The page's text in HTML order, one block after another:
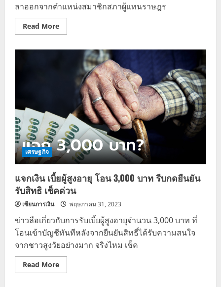
ลาออกจากตำแหน่งสมาชิกสภาผู้แทนราษฎร
Read MoreRead
more
ครอบครัว
เพื่อ
ไทย
เศรษฐกิจ
แจกเงิน เบี้ยผู้สูงอายุ โอน 3,000 บาท รีบกดยืนยัน
รับสิทธิ เช็คด่วน
เซียนการเงิน พฤษภาคม 31, 2023
ข่าวลือเกี่ยวกับการรับเบี้ยผู้สูงอายุจำนวน 3,000 บาท ที่
โอนเข้าบัญชีทันทีหลังจากยืนยันสิทธิ์ได้รับความสนใจ
จากชาวสูงวัยอย่างมาก จริงไหม เช็ค
Read MoreRead
more